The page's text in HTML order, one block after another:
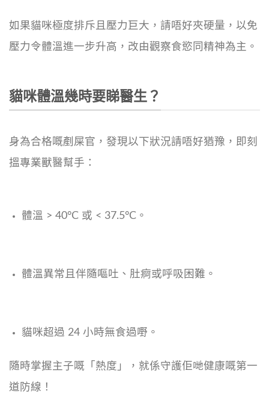
如果貓咪極度排斥且壓力巨大，請唔好夾硬量，以免
壓力令體溫進一步升高，改由觀察食慾同精神為主。
貓咪體溫幾時要睇醫生？
身為合格嘅剷屎官，發現以下狀況請唔好猶豫，即刻
搵專業獸醫幫手：
體溫 > 40°C 或 < 37.5°C。
體溫異常且伴隨嘔吐、肚痾或呼吸困難。
貓咪超過 24 小時無食過嘢。
隨時掌握主子嘅「熱度」，就係守護佢哋健康嘅第一
道防線！